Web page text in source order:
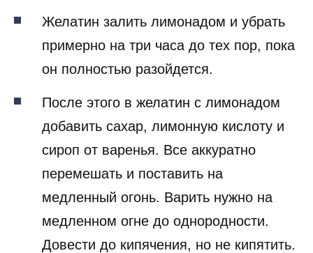
Желатин залить лимонадом и убрать
примерно на три часа до тех пор, пока
он полностью разойдется.
После этого в желатин с лимонадом
добавить сахар, лимонную кислоту и
сироп от варенья. Все аккуратно
перемешать и поставить на
медленный огонь. Варить нужно на
медленном огне до однородности.
Довести до кипячения, но не кипятить.